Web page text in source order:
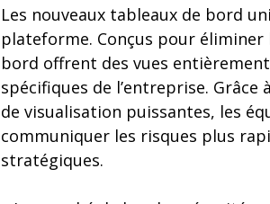
Les nouveaux tableaux de bord
plateforme. Conçus pour
bord offrent des vues
spécifiques de l’entreprise.
de visualisation puissantes, les
communiquer les risques plus
stratégiques.